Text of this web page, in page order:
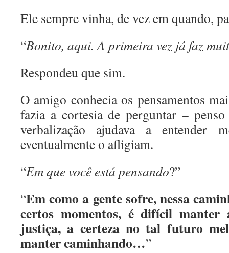
Ele sempre vinha, de vez em quando,
“Bonito, aqui. A primeira vez já faz
Respondeu que sim.
O amigo conhecia os pensamentos
fazia a cortesia de perguntar –
verbalização ajudava a entender
eventualmente o afligiam.
“Em que você está pensando?”
“Em como a gente sofre, nessa
certos momentos, é difícil
justiça, a certeza no tal futuro
manter caminhando…”